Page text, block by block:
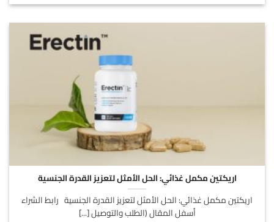
اريكتين مكمل غذائي: الحل الأمثل لتعزيز القدرة الجنسية
اريكتين مكمل غذائي: الحل الأمثل لتعزيز القدرة الجنسية رابط الشراء
أسفل المقال (الطلب والتوصيل [...]